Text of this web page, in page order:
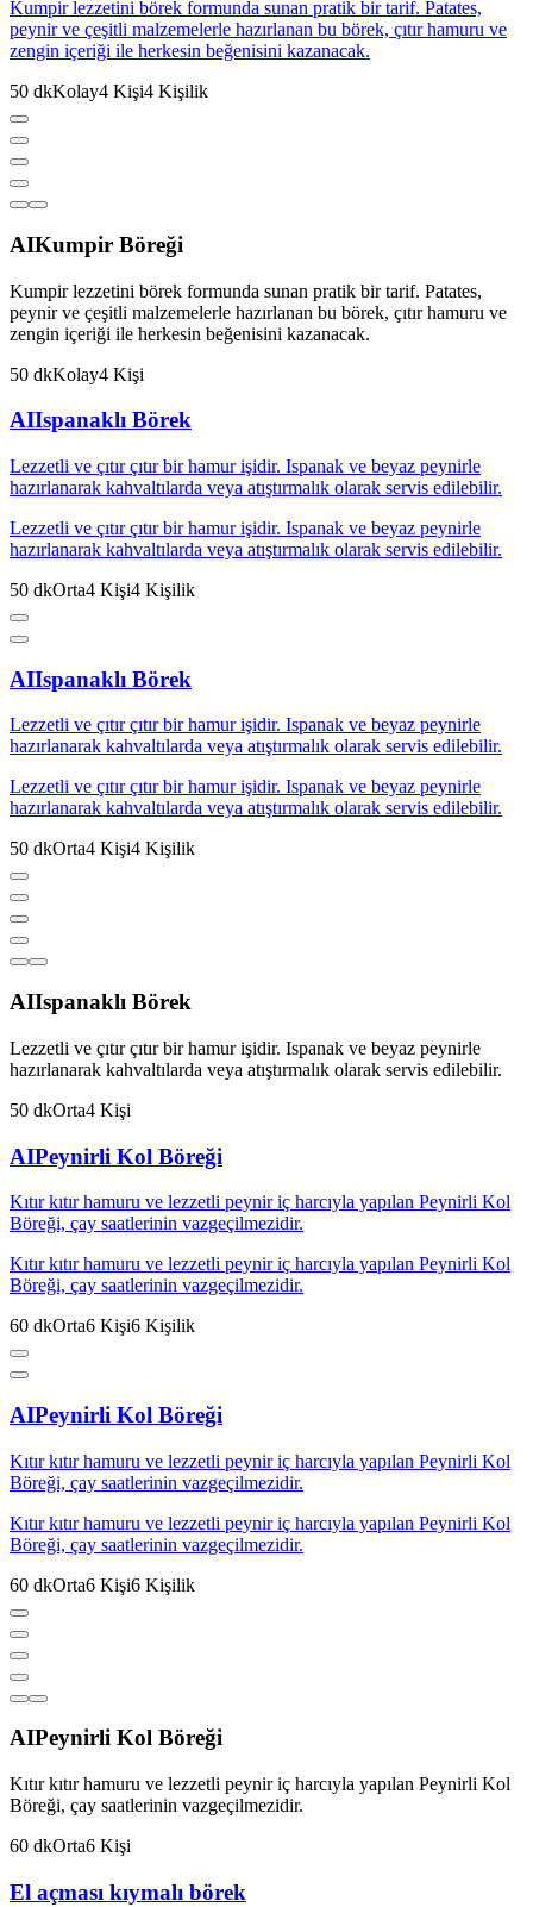
Kumpir lezzetini börek formunda sunan pratik bir tarif. Patates,
peynir ve çeşitli malzemelerle hazırlanan bu börek, çıtır hamuru ve
zengin içeriği ile herkesin beğenisini kazanacak.
50 dkKolay4 Kişi4 Kişilik
AIKumpir Böreği
Kumpir lezzetini börek formunda sunan pratik bir tarif. Patates,
peynir ve çeşitli malzemelerle hazırlanan bu börek, çıtır hamuru ve
zengin içeriği ile herkesin beğenisini kazanacak.
50 dkKolay4 Kişi
AIIspanaklı Börek
Lezzetli ve çıtır çıtır bir hamur işidir. Ispanak ve beyaz peynirle
hazırlanarak kahvaltılarda veya atıştırmalık olarak servis edilebilir.
Lezzetli ve çıtır çıtır bir hamur işidir. Ispanak ve beyaz peynirle
hazırlanarak kahvaltılarda veya atıştırmalık olarak servis edilebilir.
50 dkOrta4 Kişi4 Kişilik
AIIspanaklı Börek
Lezzetli ve çıtır çıtır bir hamur işidir. Ispanak ve beyaz peynirle
hazırlanarak kahvaltılarda veya atıştırmalık olarak servis edilebilir.
Lezzetli ve çıtır çıtır bir hamur işidir. Ispanak ve beyaz peynirle
hazırlanarak kahvaltılarda veya atıştırmalık olarak servis edilebilir.
50 dkOrta4 Kişi4 Kişilik
AIIspanaklı Börek
Lezzetli ve çıtır çıtır bir hamur işidir. Ispanak ve beyaz peynirle
hazırlanarak kahvaltılarda veya atıştırmalık olarak servis edilebilir.
50 dkOrta4 Kişi
AIPeynirli Kol Böreği
Kıtır kıtır hamuru ve lezzetli peynir iç harcıyla yapılan Peynirli Kol
Böreği, çay saatlerinin vazgeçilmezidir.
Kıtır kıtır hamuru ve lezzetli peynir iç harcıyla yapılan Peynirli Kol
Böreği, çay saatlerinin vazgeçilmezidir.
60 dkOrta6 Kişi6 Kişilik
AIPeynirli Kol Böreği
Kıtır kıtır hamuru ve lezzetli peynir iç harcıyla yapılan Peynirli Kol
Böreği, çay saatlerinin vazgeçilmezidir.
Kıtır kıtır hamuru ve lezzetli peynir iç harcıyla yapılan Peynirli Kol
Böreği, çay saatlerinin vazgeçilmezidir.
60 dkOrta6 Kişi6 Kişilik
AIPeynirli Kol Böreği
Kıtır kıtır hamuru ve lezzetli peynir iç harcıyla yapılan Peynirli Kol
Böreği, çay saatlerinin vazgeçilmezidir.
60 dkOrta6 Kişi
El açması kıymalı börek